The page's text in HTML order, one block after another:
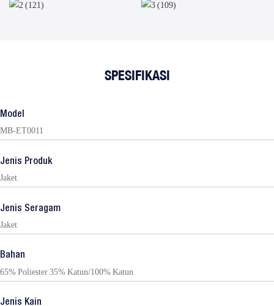
SPESIFIKASI
Model
MB-ET0011
Jenis Produk
Jaket
Jenis Seragam
Jaket
Bahan
65% Poliester 35% Katun/100% Katun
Jenis Kain